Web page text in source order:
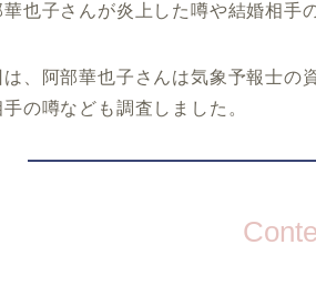
華也子さんが炎上した噂や結婚相手
、阿部華也子さんは気象予報士の
の噂なども調査しました。